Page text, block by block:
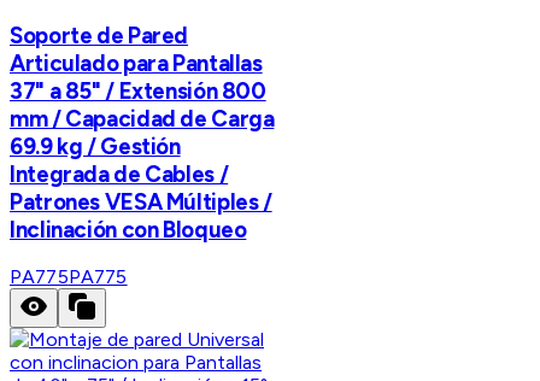
Soporte de Pared
Articulado para Pantallas
37" a 85" / Extensión 800
mm / Capacidad de Carga
69.9 kg / Gestión
Integrada de Cables /
Patrones VESA Múltiples /
Inclinación con Bloqueo
PA775PA775